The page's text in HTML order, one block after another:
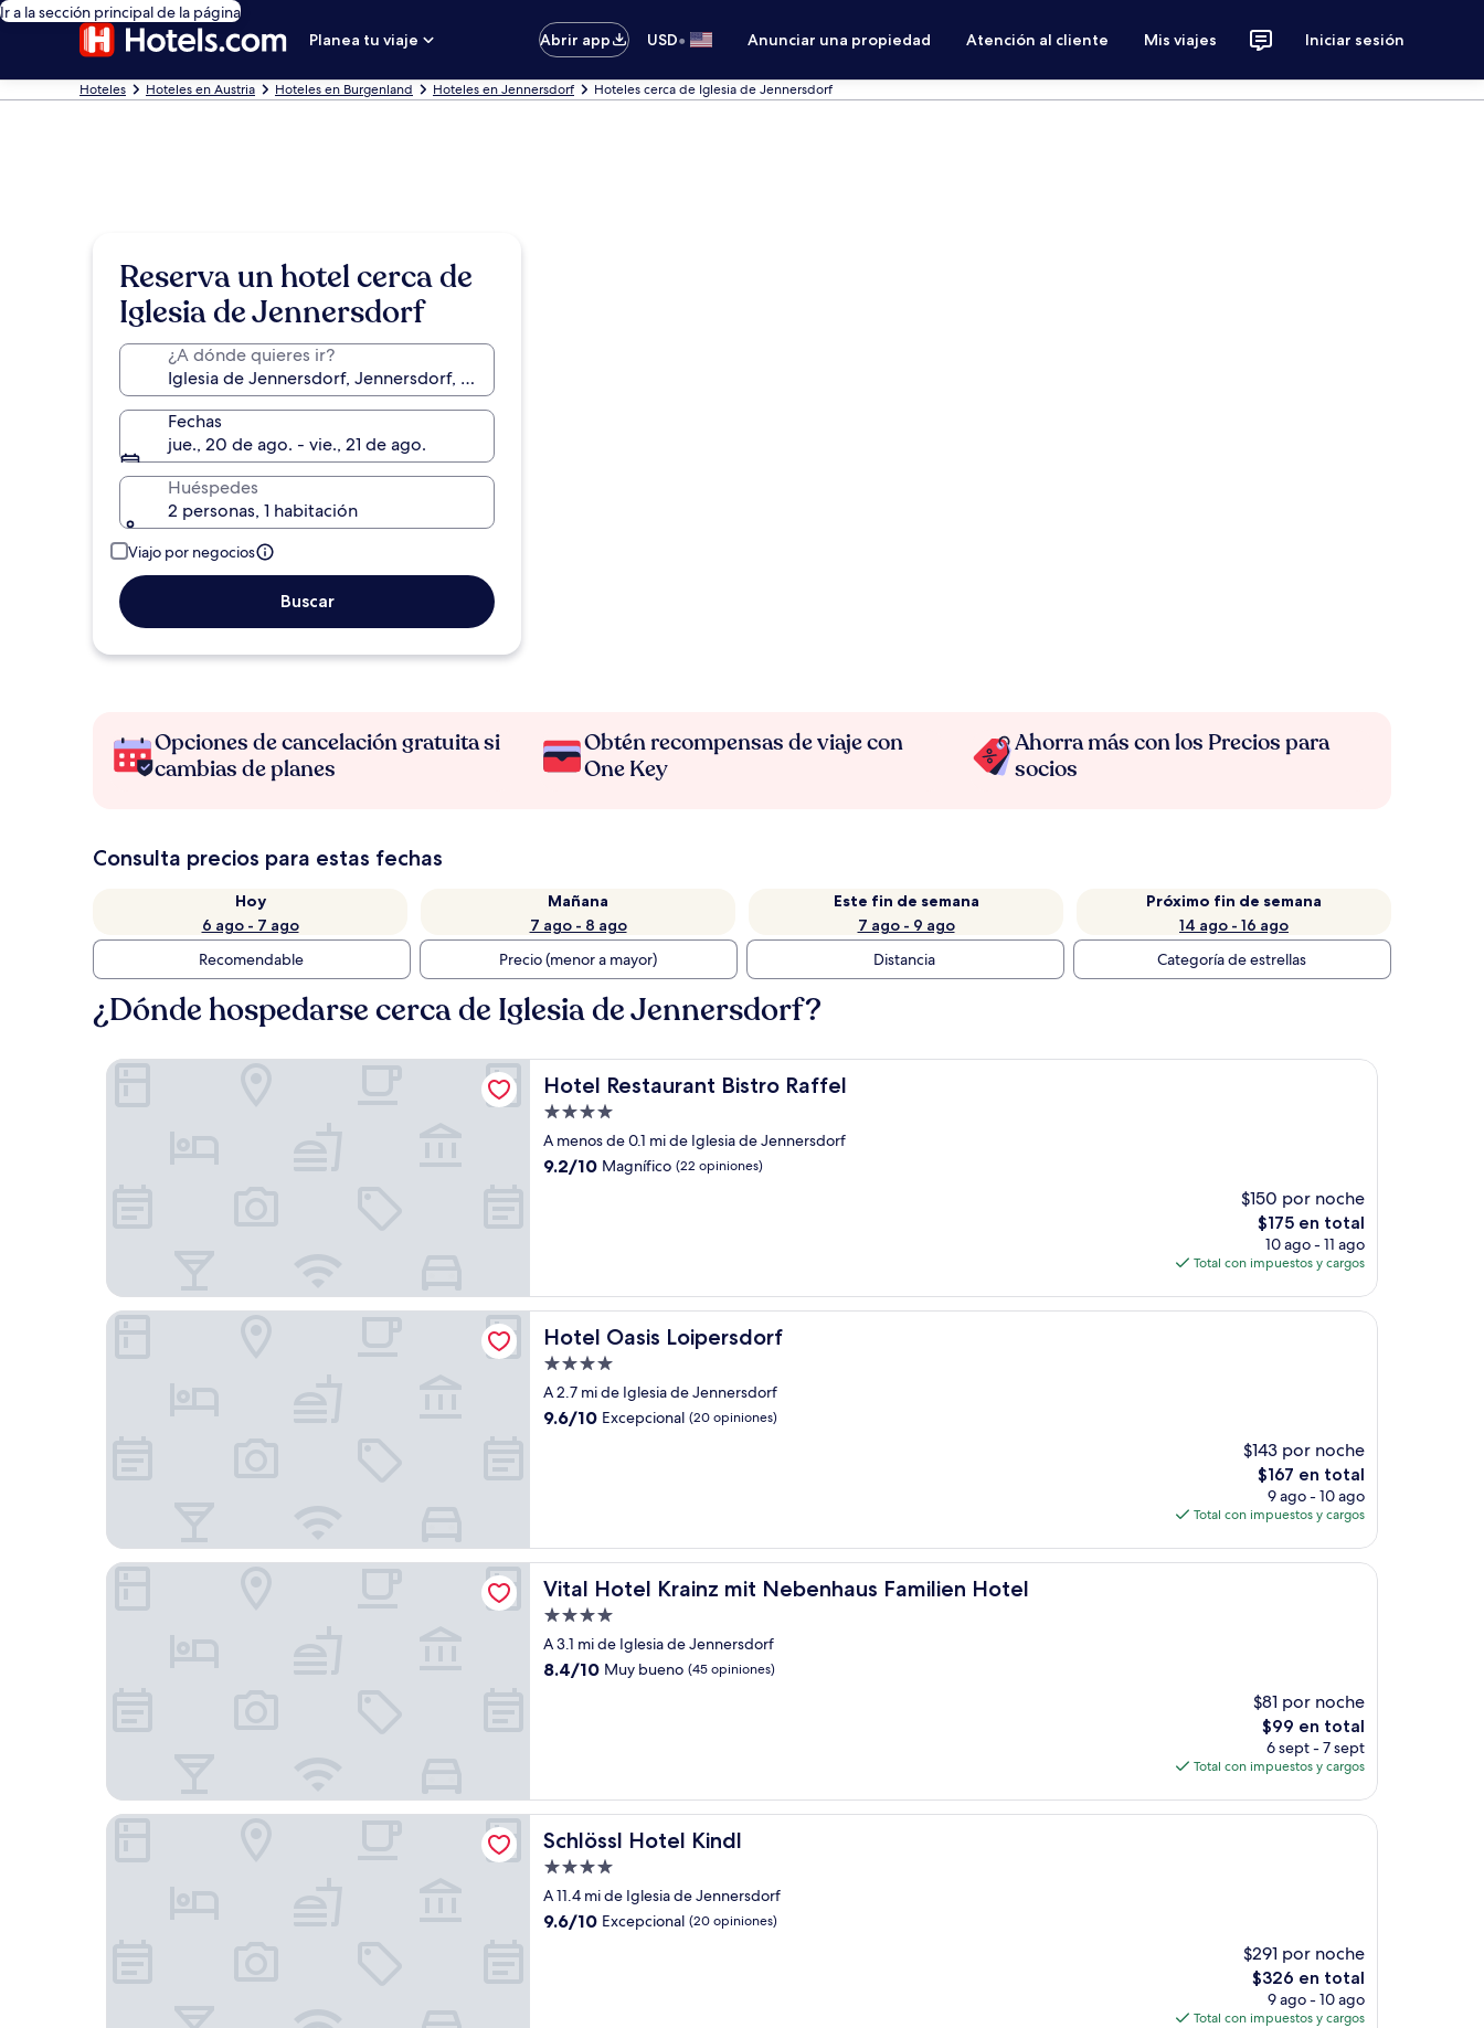
Ir a la sección principal de la página
Planea tu viaje
Abrir app USD• Anunciar una propiedad Atención al cliente Mis viajes Iniciar sesión
Hoteles Hoteles en Austria Hoteles en Burgenland Hoteles en Jennersdorf Hoteles cerca de Iglesia de Jennersdorf
Reserva un hotel cerca de
Iglesia de Jennersdorf
¿A dónde quieres ir?
Fechas
jue., 20 de ago. - vie., 21 de ago.
Huéspedes
2 personas, 1 habitación
Viajo por negocios
Buscar
Opciones de cancelación gratuita si
cambias de planes
Obtén recompensas de viaje con
One Key
Ahorra más con los Precios para
socios
Consulta precios para estas fechas
Hoy
6 ago - 7 ago
Mañana
7 ago - 8 ago
Este fin de semana
7 ago - 9 ago
Próximo fin de semana
14 ago - 16 ago
Recomendable
Precio (menor a mayor) Distancia Categoría de estrellas
¿Dónde hospedarse cerca de Iglesia de Jennersdorf?
Hotel Restaurant Bistro Raffel
Hotel Restaurant Bistro Raffel
Propiedad
de
4.0
A menos de 0.1 mi de Iglesia de Jennersdorf
9.2
9.2/10 Magnífico (22 opiniones)
$150 por noche
El
precio
actual
de
$175 en total
10 ago - 11 ago
Total con impuestos y cargos
Hotel Restaurant Bistro Raffel
Hotel Oasis Loipersdorf
Hotel Oasis Loipersdorf
Propiedad
de
4.0
A 2.7 mi de Iglesia de Jennersdorf
9.6
9.6/10 Excepcional (20 opiniones)
$143 por noche
El
precio
actual
de
$167 en total
9 ago - 10 ago
Total con impuestos y cargos
Hotel Oasis Loipersdorf
Vital Hotel Krainz mit Nebenhaus Familien Hotel
Vital Hotel Krainz mit Nebenhaus Familien Hotel
Propiedad
de
4.0
A 3.1 mi de Iglesia de Jennersdorf
8.4
8.4/10 Muy bueno (45 opiniones)
$81 por noche
El
precio
actual
de
$99 en total
6 sept - 7 sept
Total con impuestos y cargos
Vital Hotel Krainz mit Nebenhaus Familien Hotel
Schlössl Hotel Kindl
Schlössl Hotel Kindl
Propiedad
de
4.0
A 11.4 mi de Iglesia de Jennersdorf
9.6
9.6/10 Excepcional (20 opiniones)
$291 por noche
El
precio
actual
$326 en total
9 ago - 10 ago
Total con impuestos y cargos
Schlössl Hotel Kindl